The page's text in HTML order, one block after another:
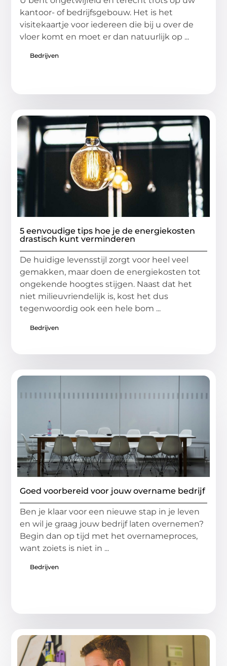
kantoor- of bedrijfsgebouw. Het is het
visitekaartje voor iedereen die bij u over de
vloer komt en moet er dan natuurlijk op ...
Bedrijven
5 eenvoudige tips hoe je de energiekosten
drastisch kunt verminderen
De huidige levensstijl zorgt voor heel veel
gemakken, maar doen de energiekosten tot
ongekende hoogtes stijgen. Naast dat het
niet milieuvriendelijk is, kost het dus
tegenwoordig ook een hele bom ...
Bedrijven
Goed voorbereid voor jouw overname bedrijf
Ben je klaar voor een nieuwe stap in je leven
en wil je graag jouw bedrijf laten overnemen?
Begin dan op tijd met het overnameproces,
want zoiets is niet in ...
Bedrijven